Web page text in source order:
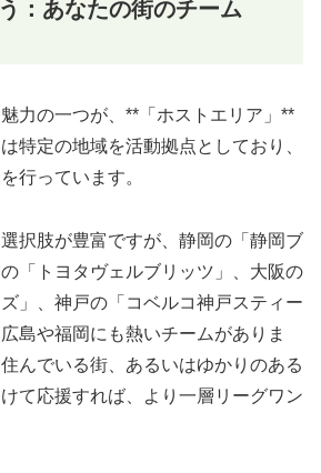
：あなたの街のチーム
力の一つが、**「ホストエリア」**
特定の地域を活動拠点としており、
行っています。
択肢が豊富ですが、静岡の「静岡ブ
「トヨタヴェルブリッツ」、大阪の
ズ」、神戸の「コベルコ神戸スティー
島や福岡にも熱いチームがありま
んでいる街、あるいはゆかりのある
て応援すれば、より一層リーグワン